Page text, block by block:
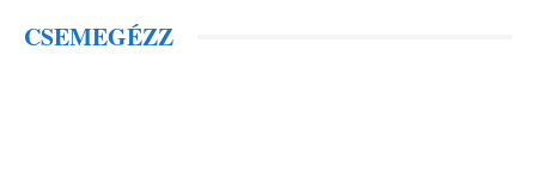
CSEMEGÉZZ